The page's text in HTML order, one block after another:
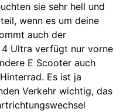
sie sehr hell und
wenn es um deine
auch der
4 Ultra verfügt nur vorne
E Scooter auch
Es ist ja
Verkehr wichtig, das